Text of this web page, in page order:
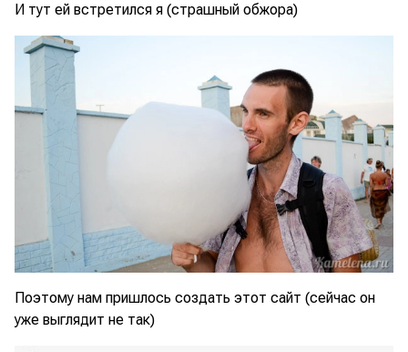
И тут ей встретился я (страшный обжора)
Поэтому нам пришлось создать этот сайт (сейчас он
уже выглядит не так)